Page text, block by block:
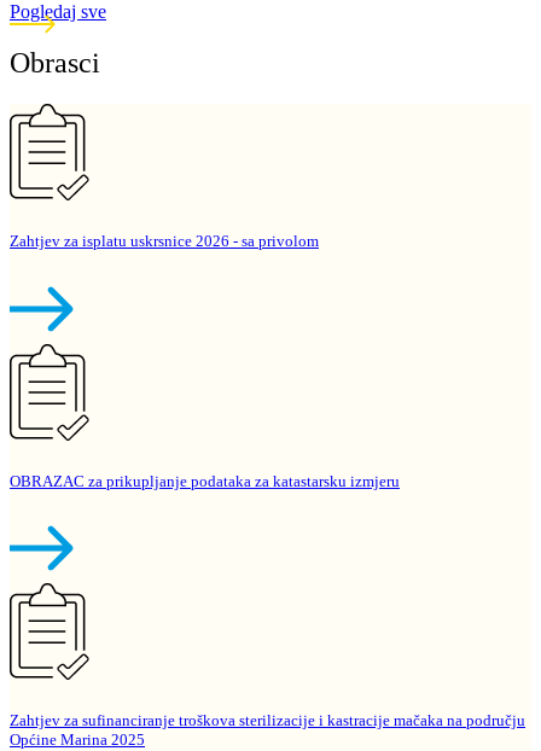
Pogledaj sve
Obrasci
Zahtjev za isplatu uskrsnice 2026 - sa privolom
OBRAZAC za prikupljanje podataka za katastarsku izmjeru
Zahtjev za sufinanciranje troškova sterilizacije i kastracije mačaka na području
Općine Marina 2025